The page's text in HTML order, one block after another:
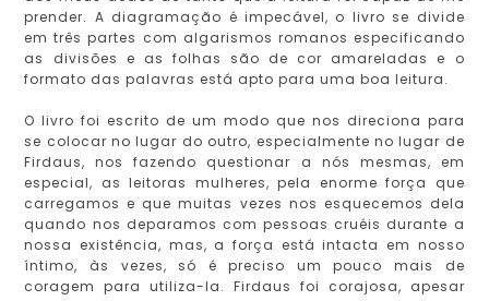
prender. A diagramação é impecável, o livro se divide
em três partes com algarismos romanos especificando
as divisões e as folhas são de cor amareladas e o
formato das palavras está apto para uma boa leitura.
O livro foi escrito de um modo que nos direciona para
se colocar no lugar do outro, especialmente no lugar de
Firdaus, nos fazendo questionar a nós mesmas, em
especial, as leitoras mulheres, pela enorme força que
carregamos e que muitas vezes nos esquecemos dela
quando nos deparamos com pessoas cruéis durante a
nossa existência, mas, a força está intacta em nosso
íntimo, às vezes, só é preciso um pouco mais de
coragem para utiliza-la. Firdaus foi corajosa, apesar